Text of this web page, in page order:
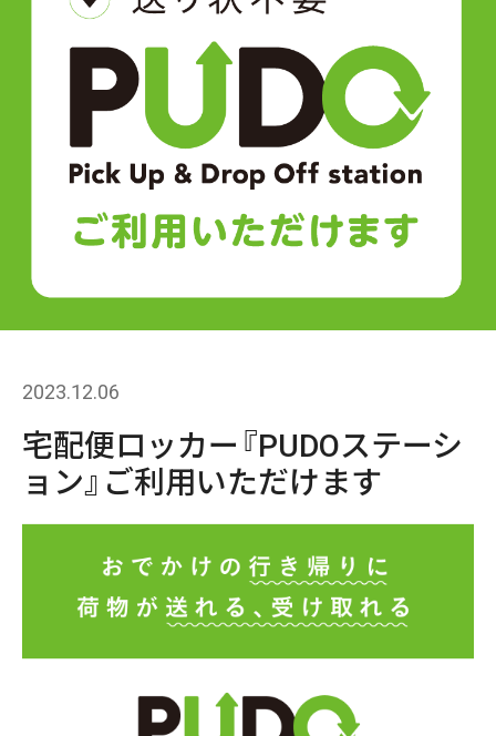
2023.12.06
宅配便ロッカー『PUDOステーシ
ョン』ご利用いただけます